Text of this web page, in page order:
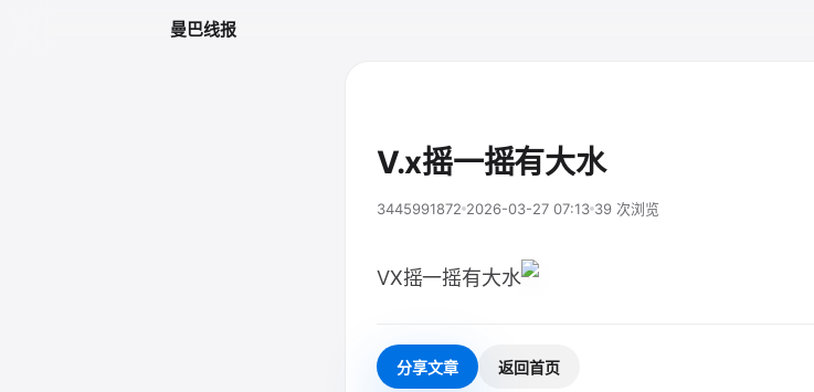
曼巴线报
V.x摇一摇有大水
3445991872 2026-03-27 07:13 39 次浏览
VX摇一摇有大水
分享文章 返回首页